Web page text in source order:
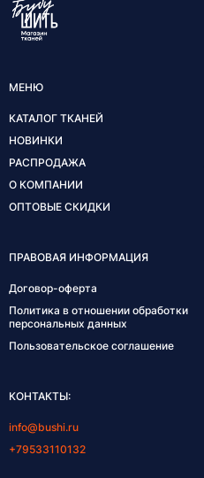
МЕНЮ
КАТАЛОГ ТКАНЕЙ
НОВИНКИ
РАСПРОДАЖА
О КОМПАНИИ
ОПТОВЫЕ СКИДКИ
ПРАВОВАЯ ИНФОРМАЦИЯ
Договор-оферта
Политика в отношении обработки
персональных данных
Пользовательское соглашение
КОНТАКТЫ:
info@bushi.ru
+79533110132